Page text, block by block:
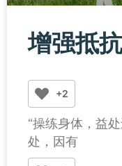
增强抵
+2
“操练身体，益
处，因有